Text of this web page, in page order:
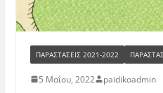
ΠΑΡΑΣΤΆΣΕΙΣ 2021-2022
5 Μαΐου, 2022 paidikoadmin